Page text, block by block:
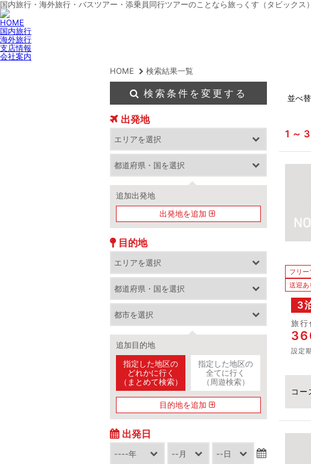
国内旅行・海外旅行・バスツアー・添乗員同行ツアーのことなら旅っくす（タビックス
HOME
国内旅行
海外旅行
支店情報
会社案内
HOME
検索結果一覧
並べ替
1 3
フリ
送迎あ
3
コー
旅行
設定
検索条件を変更する
出発地
追加出発地
出発地を追加
目的地
追加目的地
指定した地区の
どれかに行く
（まとめて検索）
指定した地区の
全てに行く
（周遊検索）
目的地を追加
出発日